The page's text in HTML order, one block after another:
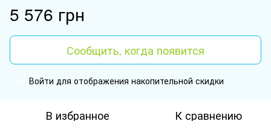
5 576 грн
Сообщить, когда появится
Войти для отображения накопительной скидки
В избранное К сравнению